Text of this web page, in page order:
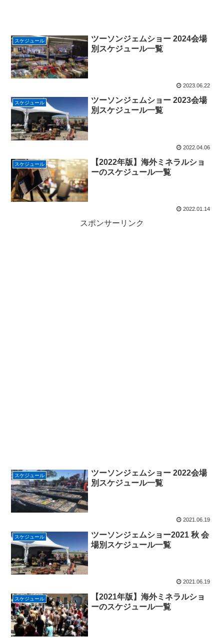
スケジュール
ツーソンジェムショー 2024会場
別スケジュール一覧
2023.06.22
スケジュール
ツーソンジェムショー 2023会場
別スケジュール一覧
2022.04.06
スケジュール
【2022年版】海外ミネラルショ
ーのスケジュール一覧
2022.01.14
スポンサーリンク
スケジュール
ツーソンジェムショー 2022会場
別スケジュール一覧
2021.06.19
スケジュール
ツーソンジェムショー2021 秋 会
場別スケジュール一覧
2021.06.19
スケジュール
【2021年版】海外ミネラルショ
ーのスケジュール一覧